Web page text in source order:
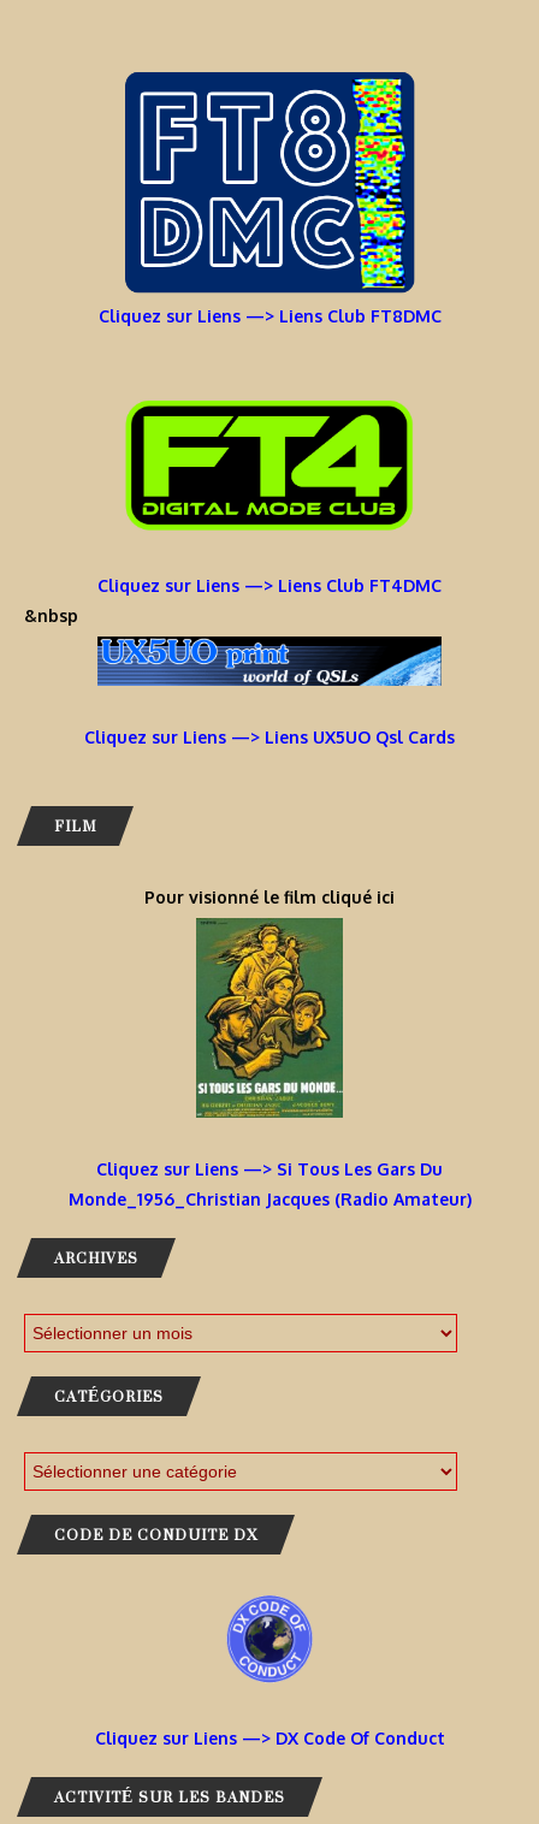
Cliquez sur Liens —> Liens Club FT8DMC
Cliquez sur Liens —> Liens Club FT4DMC
&nbsp
Cliquez sur Liens —> Liens UX5UO Qsl Cards
FILM
Pour visionné le film cliqué ici
Cliquez sur Liens —> Si Tous Les Gars Du
Monde_1956_Christian Jacques (Radio Amateur)
ARCHIVES
CATÉGORIES
CODE DE CONDUITE DX
Cliquez sur Liens —> DX Code Of Conduct
ACTIVITÉ SUR LES BANDES